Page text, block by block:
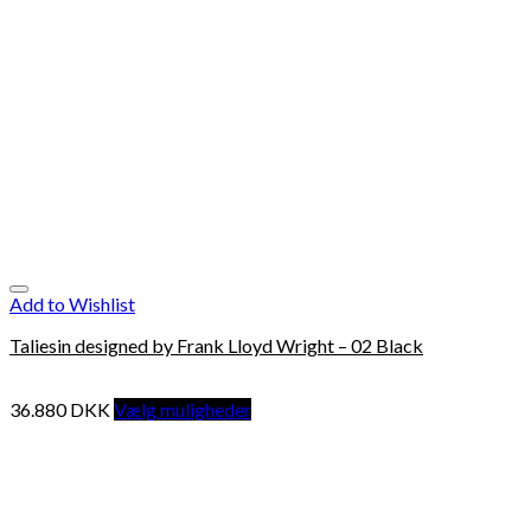
Add to Wishlist
Taliesin designed by Frank Lloyd Wright – 02 Black
36.880DKKVælg muligheder